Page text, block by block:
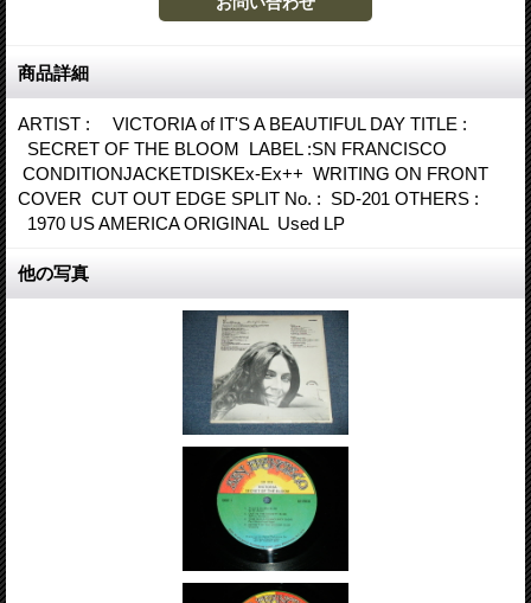
商品詳細
ARTIST : VICTORIA of IT'S A BEAUTIFUL DAY TITLE :
SECRET OF THE BLOOM LABEL :SN FRANCISCO
CONDITIONJACKETDISKEx-Ex++ WRITING ON FRONT
COVER CUT OUT EDGE SPLIT No. : SD-201 OTHERS :
1970 US AMERICA ORIGINAL Used LP
他の写真